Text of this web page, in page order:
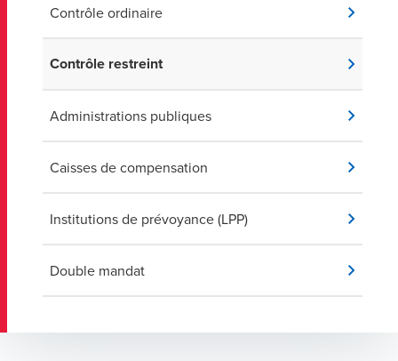
Contrôle ordinaire
Contrôle restreint
Administrations publiques
Caisses de compensation
Institutions de prévoyance (LPP)
Double mandat